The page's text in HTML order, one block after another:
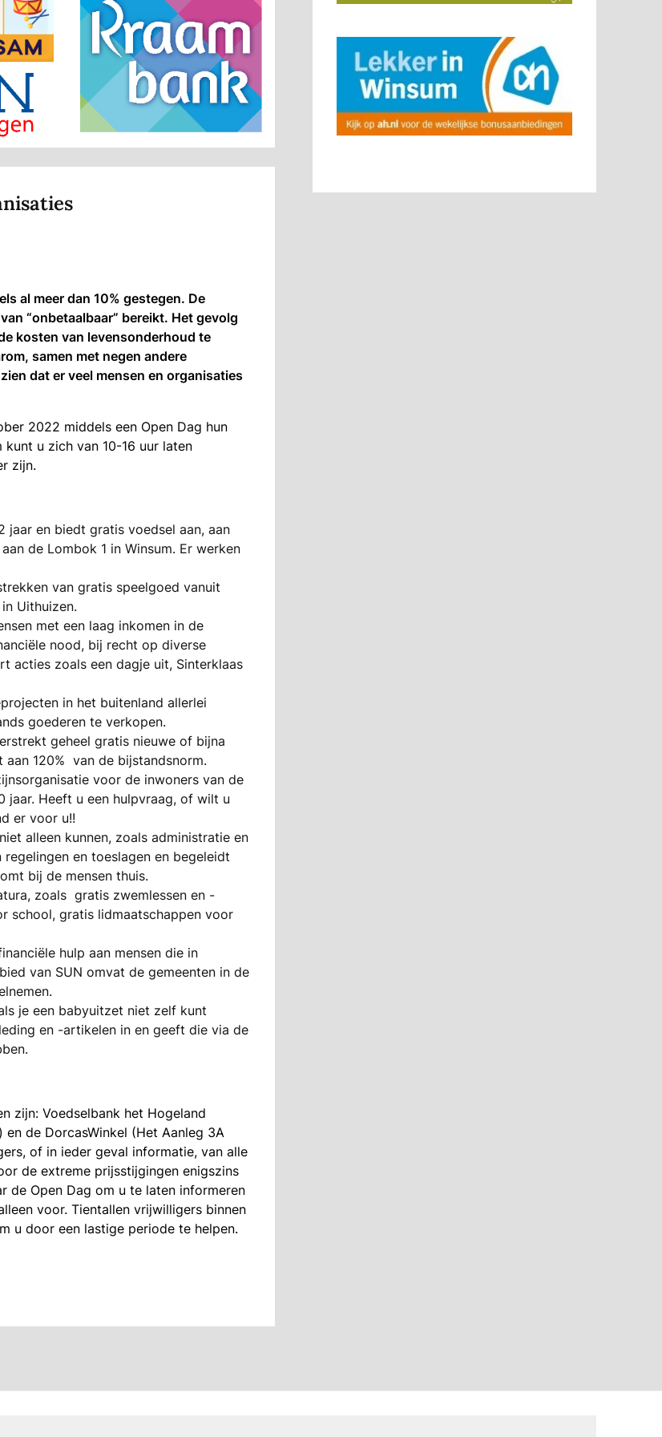
al meer dan 10% gestegen. De
“onbetaalbaar” bereikt. Het gevolg
kosten van levensonderhoud te
samen met negen andere
dat er veel mensen en organisaties
2022 middels een Open Dag hun
kunt u zich van 10-16 uur laten
zijn.
jaar en biedt gratis voedsel aan, aan
de Lombok 1 in Winsum. Er werken
van gratis speelgoed vanuit
Uithuizen.
met een laag inkomen in de
nood, bij recht op diverse
acties zoals een dagje uit, Sinterklaas
in het buitenland allerlei
goederen te verkopen.
geheel gratis nieuwe of bijna
aan 120% van de bijstandsnorm.
voor de inwoners van de
jaar. Heeft u een hulpvraag, of wilt u
er voor u!!
alleen kunnen, zoals administratie en
en toeslagen en begeleidt
bij de mensen thuis.
zoals gratis zwemlessen en -
school, gratis lidmaatschappen voor
hulp aan mensen die in
van SUN omvat de gemeenten in de
je een babyuitzet niet zelf kunt
en -artikelen in en geeft die via de
zijn: Voedselbank het Hogeland
de DorcasWinkel (Het Aanleg 3A
of in ieder geval informatie, van alle
de extreme prijsstijgingen enigszins
de Open Dag om u te laten informeren
voor. Tientallen vrijwilligers binnen
u door een lastige periode te helpen.